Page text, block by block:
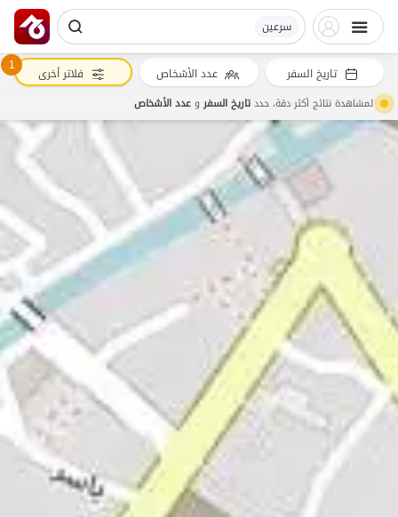
سرعین
تاريخ السفر عدد الأشخاص 1 فلاتر أخرى
لمشاهدة نتائج أكثر دقة، حددتاريخ السفروعدد الأشخاص